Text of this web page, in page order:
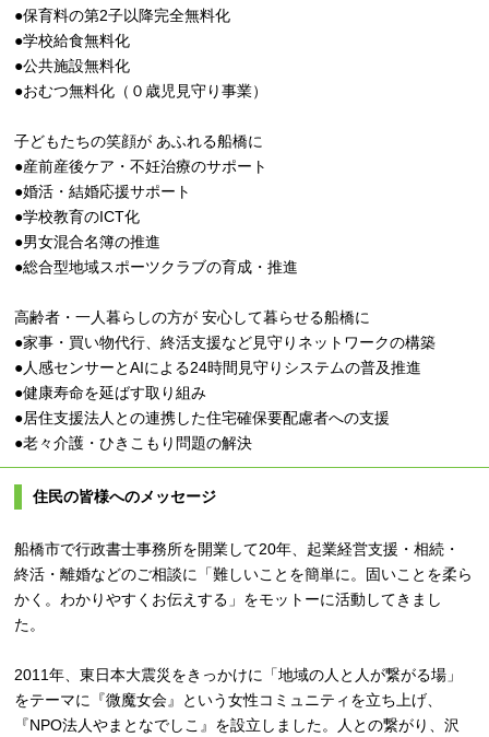
●保育料の第2子以降完全無料化
●学校給食無料化
●公共施設無料化
●おむつ無料化（０歳児見守り事業）
子どもたちの笑顔が あふれる船橋に
●産前産後ケア・不妊治療のサポート
●婚活・結婚応援サポート
●学校教育のICT化
●男女混合名簿の推進
●総合型地域スポーツクラブの育成・推進
高齢者・一人暮らしの方が 安心して暮らせる船橋に
●家事・買い物代行、終活支援など見守りネットワークの構築
●人感センサーとAIによる24時間見守りシステムの普及推進
●健康寿命を延ばす取り組み
●居住支援法人との連携した住宅確保要配慮者への支援
●老々介護・ひきこもり問題の解決
住民の皆様へのメッセージ
船橋市で行政書士事務所を開業して20年、起業経営支援・相続・
終活・離婚などのご相談に「難しいことを簡単に。固いことを柔ら
かく。わかりやすくお伝えする」をモットーに活動してきまし
た。
2011年、東日本大震災をきっかけに「地域の人と人が繋がる場」
をテーマに『微魔女会』という女性コミュニティを立ち上げ、
『NPO法人やまとなでしこ』を設立しました。人との繋がり、沢